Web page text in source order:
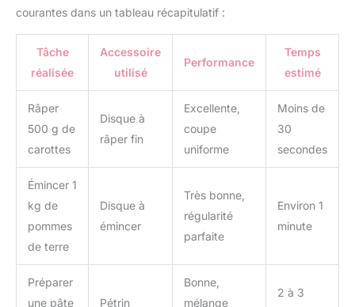
courantes dans un tableau récapitulatif :
Tâche
réalisée
Accessoire
utilisé
Performance
Temps
estimé
Râper
500 g de
carottes
Disque à
râper fin
Excellente,
coupe
uniforme
Moins de
30
secondes
Émincer 1
kg de
pommes
de terre
Disque à
émincer
Très bonne,
régularité
parfaite
Environ 1
minute
Préparer
une pâte
Pétrin
Bonne,
mélange
2 à 3